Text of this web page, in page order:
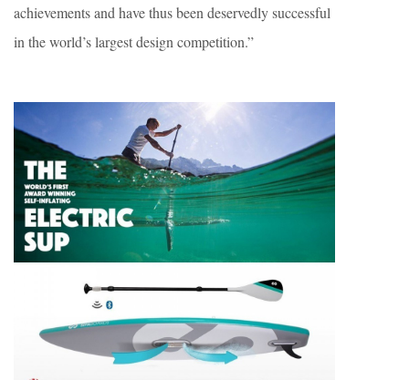
achievements and have thus been deservedly successful
in the world’s largest design competition.”